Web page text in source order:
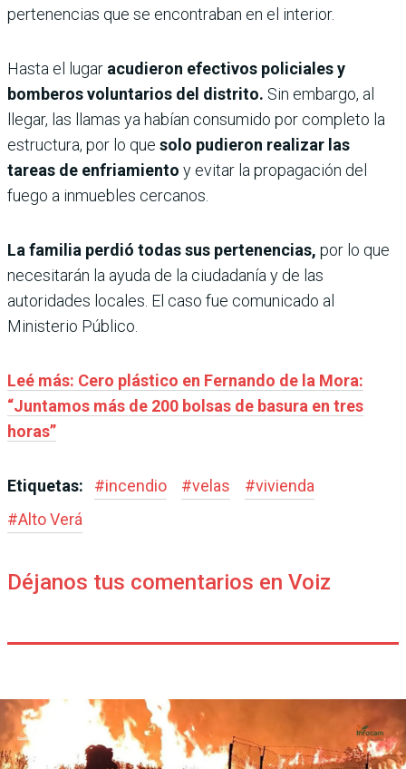
pertenencias que se encontraban en el interior.
Hasta el lugar acudieron efectivos policiales y
bomberos voluntarios del distrito. Sin embargo, al
llegar, las llamas ya habían consumido por completo la
estructura, por lo que solo pudieron realizar las
tareas de enfriamiento y evitar la propagación del
fuego a inmuebles cercanos.
La familia perdió todas sus pertenencias, por lo que
necesitarán la ayuda de la ciudadanía y de las
autoridades locales. El caso fue comunicado al
Ministerio Público.
Leé más: Cero plástico en Fernando de la Mora:
“Juntamos más de 200 bolsas de basura en tres
horas”
Etiquetas: #incendio #velas #vivienda
#Alto Verá
Déjanos tus comentarios en Voiz